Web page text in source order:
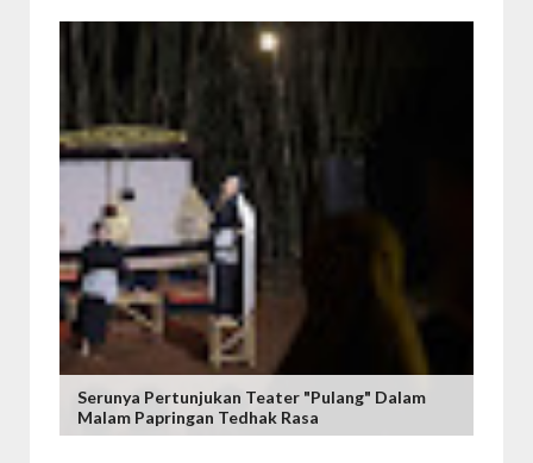
Serunya Pertunjukan Teater "Pulang" Dalam
Malam Papringan Tedhak Rasa